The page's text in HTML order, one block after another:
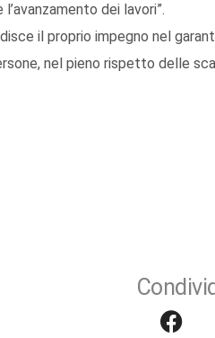
dei lavori”.
il proprio impegno nel
nel pieno rispetto delle